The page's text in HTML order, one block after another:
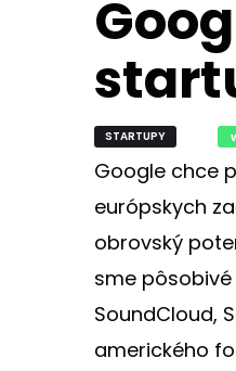
STARTUPY
Google chce
európskych
obrovský
sme pôsobivé
SoundCloud,
amerického